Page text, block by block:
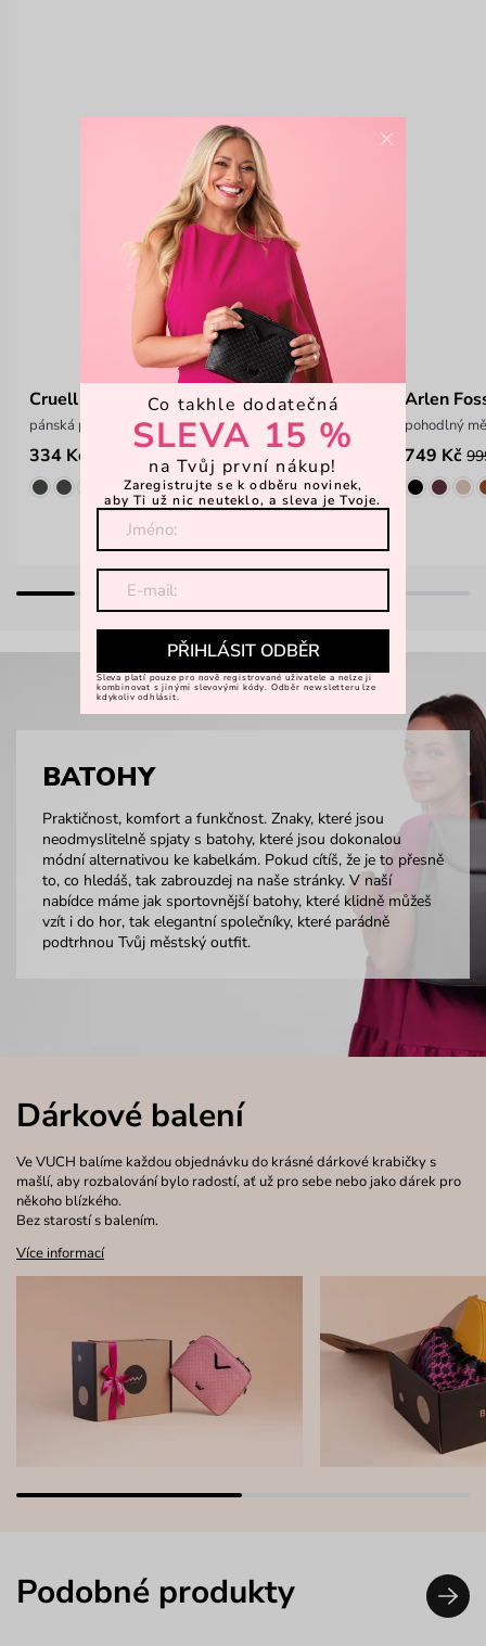
Cruell
pánská peněženka s RFID ochranou
334 Kč
Arlen
pohodlný
749 Kč
BATOHY
Praktičnost, komfort a funkčnost. Znaky, které jsou
neodmyslitelně spjaty s batohy, které jsou dokonalou
módní alternativou ke kabelkám. Pokud cítíš, že je to přesně
to, co hledáš, tak zabrouzdej na naše stránky. V naší
nabídce máme jak sportovnější batohy, které klidně můžeš
vzít i do hor, tak elegantní společníky, které parádně
podtrhnou Tvůj městský outfit.
Dárkové balení
Ve VUCH balíme každou objednávku do krásné dárkové krabičky s
mašlí, aby rozbalování bylo radostí, ať už pro sebe nebo jako dárek pro
někoho blízkého.
Bez starostí s balením.
Více informací
Podobné produkty
×
Co takhle dodatečná
SLEVA 15 %
na Tvůj první nákup!
Zaregistrujte se k odběru novinek,
aby Ti už nic neuteklo, a sleva je Tvoje.
PŘIHLÁSIT ODBĚR
Sleva platí pouze pro nově registrované uživatele a nelze ji
kombinovat s jinými slevovými kódy. Odběr newsletteru lze
kdykoliv odhlásit.